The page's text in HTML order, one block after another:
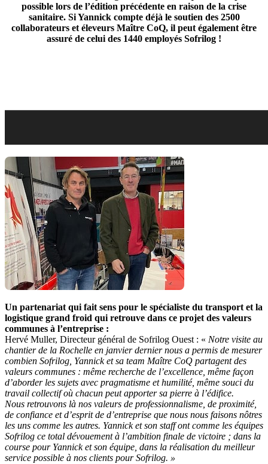
possible lors de l’édition précédente en raison de la crise
sanitaire. Si Yannick compte déjà le soutien des 2500
collaborateurs et éleveurs Maître CoQ, il peut également être
assuré de celui des 1440 employés Sofrilog !
Un partenariat qui fait sens pour le spécialiste du transport et la
logistique grand froid qui retrouve dans ce projet des valeurs
communes à l’entreprise :
Hervé Muller, Directeur général de Sofrilog Ouest : « Notre visite au
chantier de la Rochelle en janvier dernier nous a permis de mesurer
combien Sofrilog, Yannick et sa team Maître CoQ partagent des
valeurs communes : même recherche de l’excellence, même façon
d’aborder les sujets avec pragmatisme et humilité, même souci du
travail collectif où chacun peut apporter sa pierre à l’édifice.
Nous retrouvons là nos valeurs de professionnalisme, de proximité,
de confiance et d’esprit de d’entreprise que nous nous faisons nôtres
les uns comme les autres. Yannick et son staff ont comme les équipes
Sofrilog ce total dévouement à l’ambition finale de victoire ; dans la
course pour Yannick et son équipe, dans la réalisation du meilleur
service possible à nos clients pour Sofrilog. »